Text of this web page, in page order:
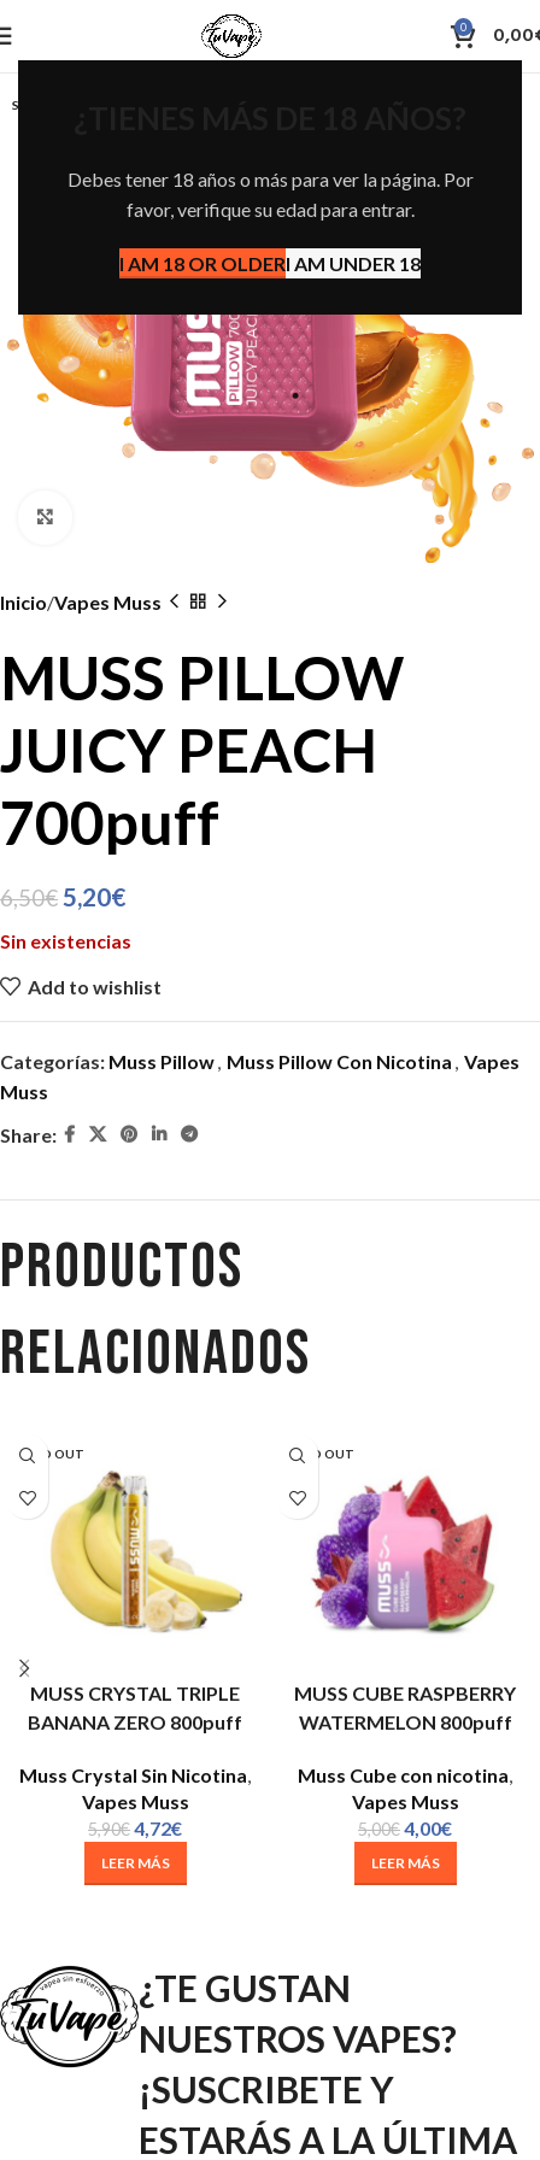
Debes tener 18 años o más para ver la página. Por
favor, verifique su edad para entrar.
I AM 18 OR OLDERI AM UNDER 18
0 0,00
SOLD OUT
Inicio Vapes Muss
MUSS PILLOW
JUICY PEACH
700puff
6,50€5,20€
Sin existencias
Add to wishlist
Categorías: Muss Pillow, Muss Pillow Con Nicotina , Vapes
Muss
Share:
Productos
relacionados
SOLD OUT
MUSS CRYSTAL TRIPLE
BANANA ZERO 800puff
Muss Crystal Sin Nicotina,
Vapes Muss
5,90€4,72€
LEER MÁS
SOLD OUT
MUSS CUBE RASPBERRY
WATERMELON 800puff
Muss Cube con nicotina,
Vapes Muss
5,00€4,00€
LEER MÁS
¿TE GUSTAN
NUESTROS VAPES?
¡SUSCRIBETE Y
ESTARÁS A LA ÚLTIMA